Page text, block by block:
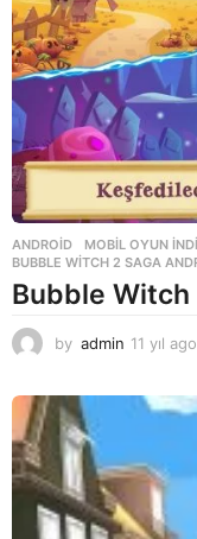
ANDROID ,MOBIL OYUN
BUBBLE WITCH 2 SAGA
Bubble Witch
by admin 11 yıl ago